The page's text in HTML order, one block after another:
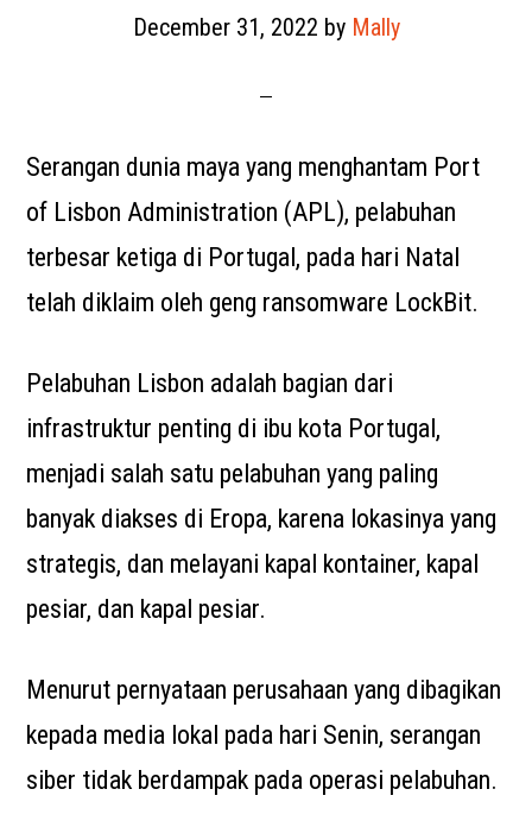
December 31, 2022 by Mally
Serangan dunia maya yang menghantam Port
of Lisbon Administration (APL), pelabuhan
terbesar ketiga di Portugal, pada hari Natal
telah diklaim oleh geng ransomware LockBit.
Pelabuhan Lisbon adalah bagian dari
infrastruktur penting di ibu kota Portugal,
menjadi salah satu pelabuhan yang paling
banyak diakses di Eropa, karena lokasinya yang
strategis, dan melayani kapal kontainer, kapal
pesiar, dan kapal pesiar.
Menurut pernyataan perusahaan yang dibagikan
kepada media lokal pada hari Senin, serangan
siber tidak berdampak pada operasi pelabuhan.